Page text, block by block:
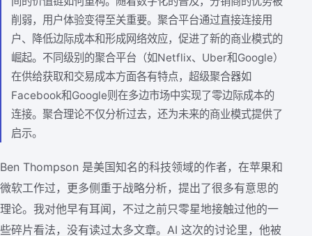
削弱，用户体验变得至关重要。聚合平台通过直接连接用
户、降低边际成本和形成网络效应，促进了新的商业模式的
崛起。不同级别的聚合平台（如Netflix、Uber和Google）
在供给获取和交易成本方面各有特点，超级聚合器如
Facebook和Google则在多边市场中实现了零边际成本的
连接。聚合理论不仅分析过去，还为未来的商业模式提供了
启示。
Ben Thompson 是美国知名的科技领域的作者，在苹果和
微软工作过，更多侧重于战略分析，提出了很多有意思的
理论。我对他早有耳闻，不过之前只零星地接触过他的一
些碎片看法，没有读过太多文章。AI 这次的讨论里，他被